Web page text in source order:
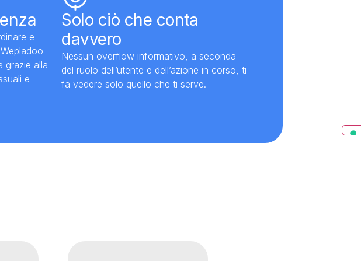
e
grazie alla
e
Solo ciò che conta
davvero
Nessun overflow informativo, a seconda
del ruolo dell’utente e dell’azione in corso, ti
fa vedere solo quello che ti serve.